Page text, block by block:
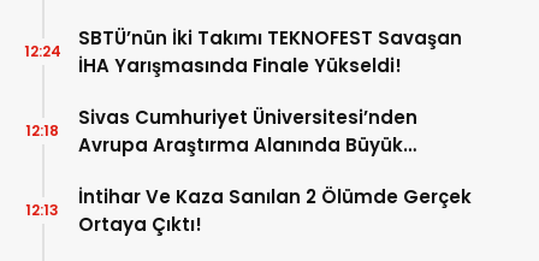
SBTÜ’nün İki Takımı TEKNOFEST Savaşan
İHA Yarışmasında Finale Yükseldi!
12:24
Sivas Cumhuriyet Üniversitesi’nden
Avrupa Araştırma Alanında Büyük
12:18
İntihar Ve Kaza Sanılan 2 Ölümde Gerçek
Ortaya Çıktı!
12:13